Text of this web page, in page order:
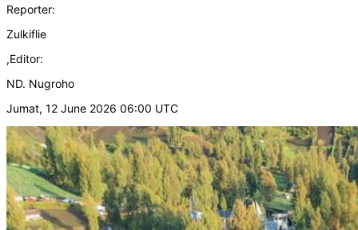
Reporter:
Zulkiflie
,Editor:
ND. Nugroho
Jumat, 12 June 2026 06:00 UTC